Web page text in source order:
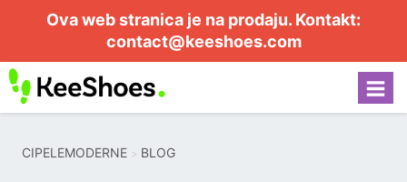
Ova web stranica je na prodaju. Kontakt:
contact@keeshoes.com
CIPELEMODERNE BLOG